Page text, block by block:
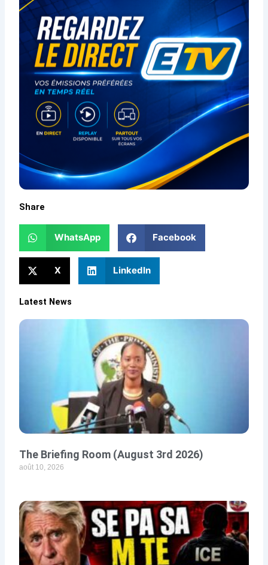
Share
WhatsApp Facebook
X LinkedIn
Latest News
The Briefing Room (August 3rd 2026)
août 10, 2026